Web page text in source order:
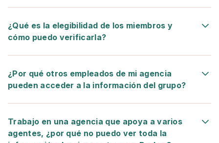
¿Qué es la elegibilidad de los miembros y
cómo puedo verificarla?
¿Por qué otros empleados de mi agencia
pueden acceder a la información del grupo?
Trabajo en una agencia que apoya a varios
agentes, ¿por qué no puedo ver toda la